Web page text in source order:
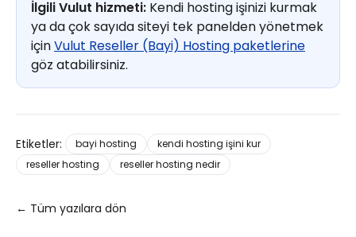
İlgili Vulut hizmeti: Kendi hosting işinizi kurmak
ya da çok sayıda siteyi tek panelden yönetmek
içinVulut Reseller (Bayi) Hosting paketlerine
göz atabilirsiniz.
Etiketler: bayi hosting
kendi hosting işini kur
reseller hosting
reseller hosting nedir
← Tüm yazılara dön